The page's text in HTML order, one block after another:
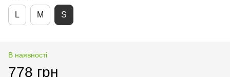
L M S
В наявності
778 грн